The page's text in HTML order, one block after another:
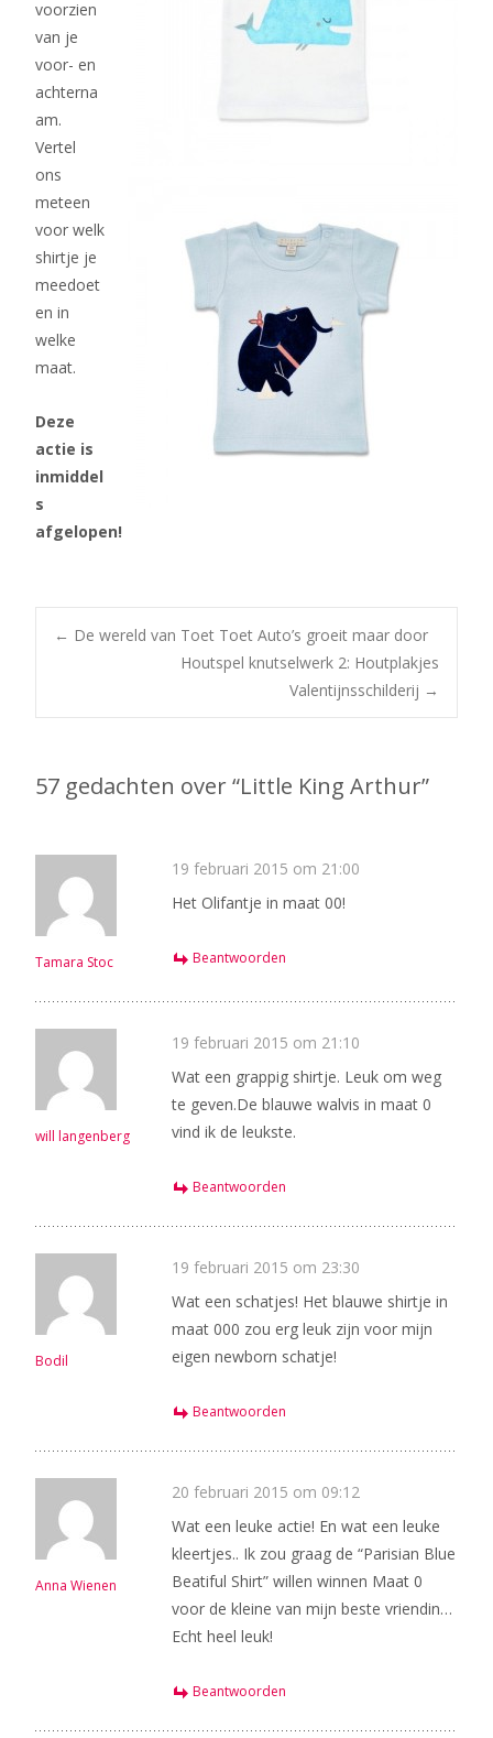
voorzien
van je
voor- en
achterna
am.
Vertel
ons
meteen
voor welk
shirtje je
meedoet
en in
welke
maat.
Deze
actie is
inmiddel
s
afgelopen!
Bericht
navigatie
← De wereld van Toet Toet Auto’s groeit maar door
Houtspel knutselwerk 2: Houtplakjes
Valentijnsschilderij →
57 gedachten over “Little King Arthur”
Tamara Stoc
19 februari 2015 om 21:00
Het Olifantje in maat 00!
Beantwoorden
will langenberg
19 februari 2015 om 21:10
Wat een grappig shirtje. Leuk om weg
te geven.De blauwe walvis in maat 0
vind ik de leukste.
Beantwoorden
Bodil
19 februari 2015 om 23:30
Wat een schatjes! Het blauwe shirtje in
maat 000 zou erg leuk zijn voor mijn
eigen newborn schatje!
Beantwoorden
Anna Wienen
20 februari 2015 om 09:12
Wat een leuke actie! En wat een leuke
kleertjes.. Ik zou graag de “Parisian Blue
Beatiful Shirt” willen winnen Maat 0
voor de kleine van mijn beste vriendin…
Echt heel leuk!
Beantwoorden